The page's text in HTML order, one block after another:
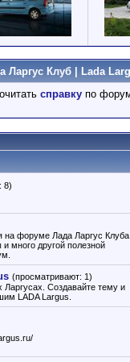
Клуб | Lada
справку по
8)
на форуме Лада Ларгус
много другой полезной
(просматривают: 1)
Создавайте тему и
LADA Largus.